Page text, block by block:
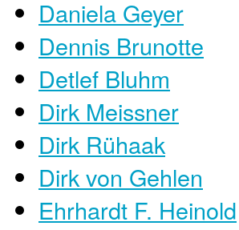
Daniela Geyer
Dennis Brunotte
Detlef Bluhm
Dirk Meissner
Dirk Rühaak
Dirk von Gehlen
Ehrhardt F. Heinold